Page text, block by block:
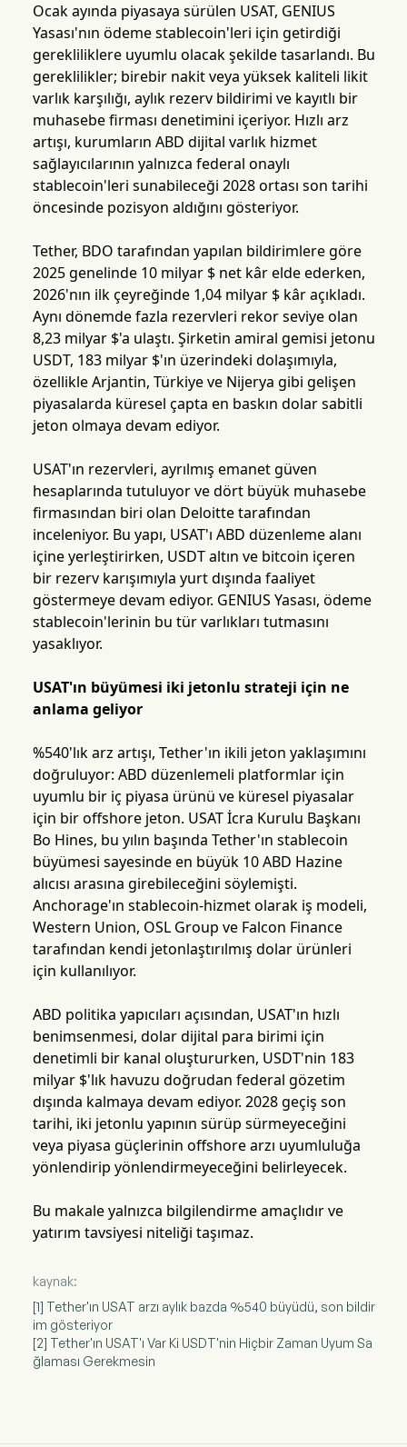
Ocak ayında piyasaya sürülen USAT, GENIUS
Yasası'nın ödeme stablecoin'leri için getirdiği
gerekliliklere uyumlu olacak şekilde tasarlandı. Bu
gereklilikler; birebir nakit veya yüksek kaliteli likit
varlık karşılığı, aylık rezerv bildirimi ve kayıtlı bir
muhasebe firması denetimini içeriyor. Hızlı arz
artışı, kurumların ABD dijital varlık hizmet
sağlayıcılarının yalnızca federal onaylı
stablecoin'leri sunabileceği 2028 ortası son tarihi
öncesinde pozisyon aldığını gösteriyor.
Tether, BDO tarafından yapılan bildirimlere göre
2025 genelinde 10 milyar $ net kâr elde ederken,
2026'nın ilk çeyreğinde 1,04 milyar $ kâr açıkladı.
Aynı dönemde fazla rezervleri rekor seviye olan
8,23 milyar $'a ulaştı. Şirketin amiral gemisi jetonu
USDT, 183 milyar $'ın üzerindeki dolaşımıyla,
özellikle Arjantin, Türkiye ve Nijerya gibi gelişen
piyasalarda küresel çapta en baskın dolar sabitli
jeton olmaya devam ediyor.
USAT'ın rezervleri, ayrılmış emanet güven
hesaplarında tutuluyor ve dört büyük muhasebe
firmasından biri olan Deloitte tarafından
inceleniyor. Bu yapı, USAT'ı ABD düzenleme alanı
içine yerleştirirken, USDT altın ve bitcoin içeren
bir rezerv karışımıyla yurt dışında faaliyet
göstermeye devam ediyor. GENIUS Yasası, ödeme
stablecoin'lerinin bu tür varlıkları tutmasını
yasaklıyor.
USAT'ın büyümesi iki jetonlu strateji için ne
anlama geliyor
%540'lık arz artışı, Tether'ın ikili jeton yaklaşımını
doğruluyor: ABD düzenlemeli platformlar için
uyumlu bir iç piyasa ürünü ve küresel piyasalar
için bir offshore jeton. USAT İcra Kurulu Başkanı
Bo Hines, bu yılın başında Tether'ın stablecoin
büyümesi sayesinde en büyük 10 ABD Hazine
alıcısı arasına girebileceğini söylemişti.
Anchorage'ın stablecoin-hizmet olarak iş modeli,
Western Union, OSL Group ve Falcon Finance
tarafından kendi jetonlaştırılmış dolar ürünleri
için kullanılıyor.
ABD politika yapıcıları açısından, USAT'ın hızlı
benimsenmesi, dolar dijital para birimi için
denetimli bir kanal oluştururken, USDT'nin 183
milyar $'lık havuzu doğrudan federal gözetim
dışında kalmaya devam ediyor. 2028 geçiş son
tarihi, iki jetonlu yapının sürüp sürmeyeceğini
veya piyasa güçlerinin offshore arzı uyumluluğa
yönlendirip yönlendirmeyeceğini belirleyecek.
Bu makale yalnızca bilgilendirme amaçlıdır ve
yatırım tavsiyesi niteliği taşımaz.
kaynak:
[1] Tether'ın USAT arzı aylık bazda %540 büyüdü, son bildir
im gösteriyor
[2] Tether'ın USAT'ı Var Ki USDT'nin Hiçbir Zaman Uyum Sa
ğlaması Gerekmesin